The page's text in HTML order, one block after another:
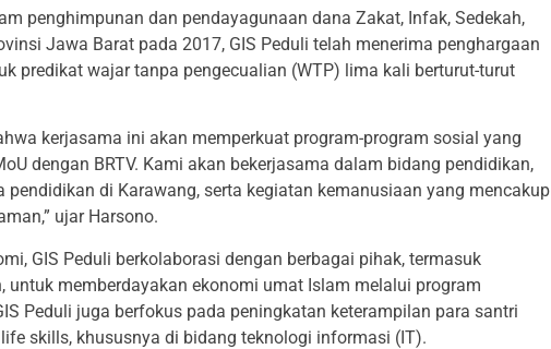
penghimpunan dan pendayagunaan dana Zakat, Infak, Sedekah,
Jawa Barat pada 2017, GIS Peduli telah menerima penghargaan
predikat wajar tanpa pengecualian (WTP) lima kali berturut-turut
kerjasama ini akan memperkuat program-program sosial yang
dengan BRTV. Kami akan bekerjasama dalam bidang pendidikan,
di Karawang, serta kegiatan kemanusiaan yang mencakup
ujar Harsono.
GIS Peduli berkolaborasi dengan berbagai pihak, termasuk
untuk memberdayakan ekonomi umat Islam melalui program
Peduli juga berfokus pada peningkatan keterampilan para santri
skills, khususnya di bidang teknologi informasi (IT).